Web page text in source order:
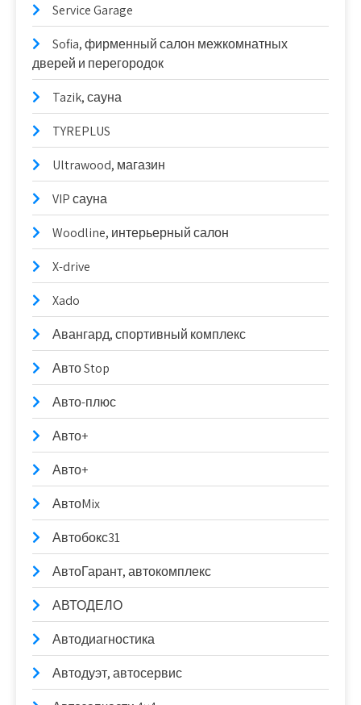
Service Garage
Sofia, фирменный салон межкомнатных
дверей и перегородок
Tazik, сауна
TYREPLUS
Ultrawood, магазин
VIP сауна
Woodline, интерьерный салон
X-drive
Xado
Авангард, спортивный комплекс
Авто Stop
Авто-плюс
Авто+
Авто+
АвтоMix
Автобокс31
АвтоГарант, автокомплекс
АВТОДЕЛО
Автодиагностика
Автодуэт, автосервис